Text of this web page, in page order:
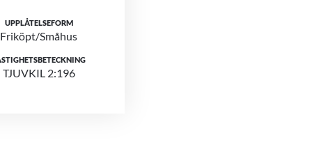
UPPLÅTELSEFORM
Friköpt/Småhus
TJUVKIL 2:196